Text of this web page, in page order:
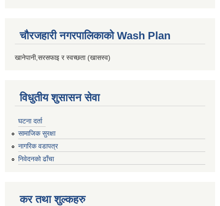
चौरजहारी नगरपालिकाको Wash Plan
खानेपानी,सरसफाइ र स्वच्छता (खासस्व)
विधुतीय शुसासन सेवा
घटना दर्ता
सामाजिक सुरक्षा
नागरिक वडापत्र
निवेदनको ढाँचा
कर तथा शुल्कहरु